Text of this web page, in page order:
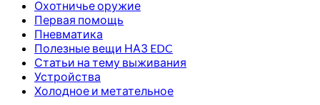
Охотничье оружие
Первая помощь
Пневматика
Полезные вещи НАЗ EDC
Статьи на тему выживания
Устройства
Холодное и метательное